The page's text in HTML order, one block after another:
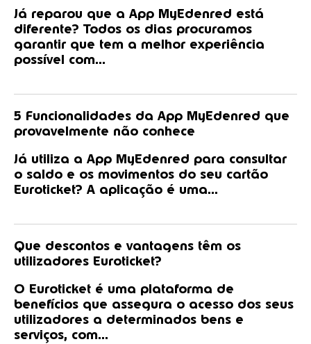
Já reparou que a App MyEdenred está
diferente? Todos os dias procuramos
garantir que tem a melhor experiência
possível com...
5 Funcionalidades da App MyEdenred que
provavelmente não conhece
Já utiliza a App MyEdenred para consultar
o saldo e os movimentos do seu cartão
Euroticket? A aplicação é uma...
Que descontos e vantagens têm os
utilizadores Euroticket?
O Euroticket é uma plataforma de
benefícios que assegura o acesso dos seus
utilizadores a determinados bens e
serviços, com...